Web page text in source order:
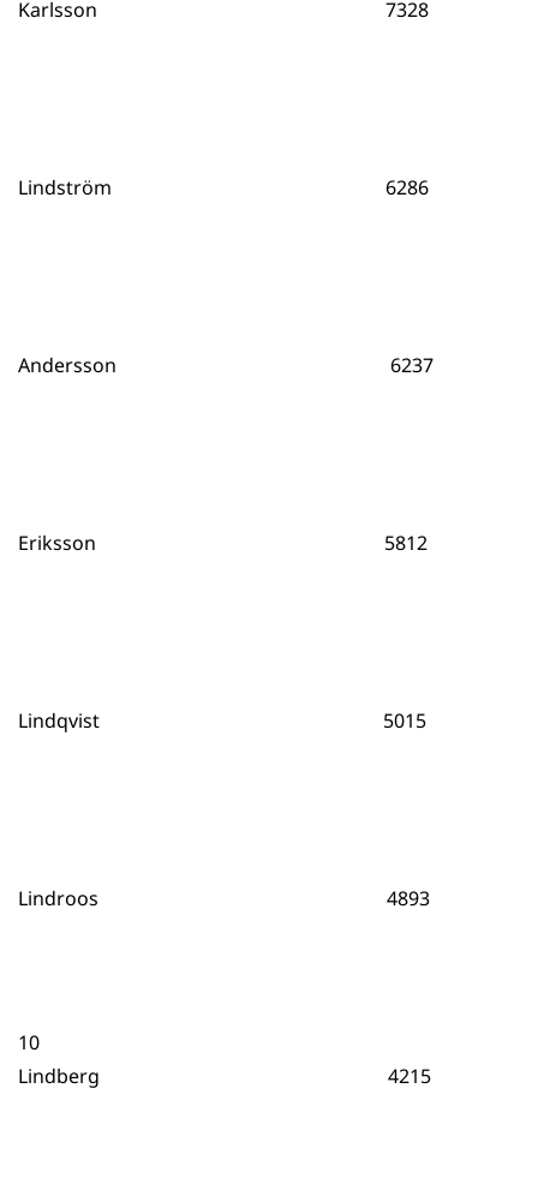
Karlsson 7328
Lindström 6286
Andersson 6237
Eriksson 5812
Lindqvist 5015
Lindroos 4893
10
Lindberg 4215